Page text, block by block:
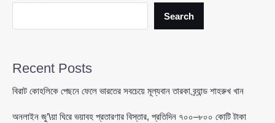
ইতিহাসে
গেল
এক
Search
Recent Posts
বিরাট কোহলিকে পেছনে ফেলে ভারতের সবচেয়ে মূল্যবান তারকা ব্র্যান্ড শাহরুখ খান
অনলাইন জু’\য়া ঘিরে ভয়াবহ প্রতারণার বিস্তার, প্রতিদিন ৭০০–৮০০ কোটি টাকা